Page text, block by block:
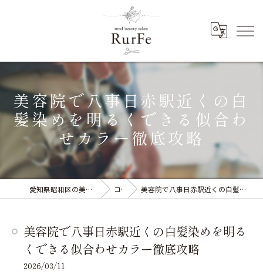
美容院で八事日赤駅近くの白
髪染めを明るくできる似合わ
せカラー徹底攻略
愛知県昭和区の美容院ならRurFe【ルルフェ】 コラム 美容院で八事日赤駅近くの白髪染めを明るくできる似合わせカラー徹底攻略
美容院で八事日赤駅近くの白髪染めを明る
くできる似合わせカラー徹底攻略
2026/03/11